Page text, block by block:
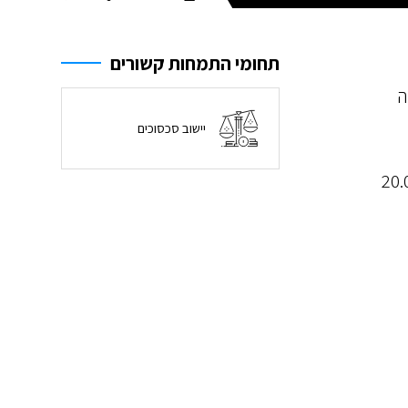
זו הסתיימה ביום 20.07.2017
תחומי התמחות קשורים
יישוב סכסוכים